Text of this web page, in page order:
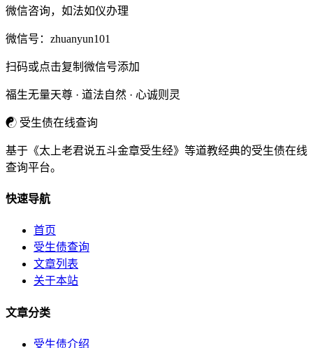
微信咨询，如法如仪办理
微信号： zhuanyun101
扫码或点击复制微信号添加
福生无量天尊 · 道法自然 · 心诚则灵
☯ 受生债在线查询
基于《太上老君说五斗金章受生经》等道教经典的受生债在线
查询平台。
快速导航
首页
受生债查询
文章列表
关于本站
文章分类
受生债介绍